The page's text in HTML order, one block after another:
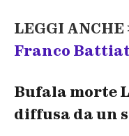
LEGGI ANCHE
Franco
Bufala morte
diffusa da un